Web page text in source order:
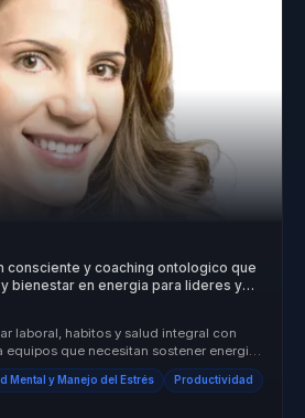
consciente y coaching ontologico que
bienestar en energia para lideres y
laboral, habitos y salud integral con
equipos que necesitan sostener energia,
Mental y Manejo del Estrés Productividad